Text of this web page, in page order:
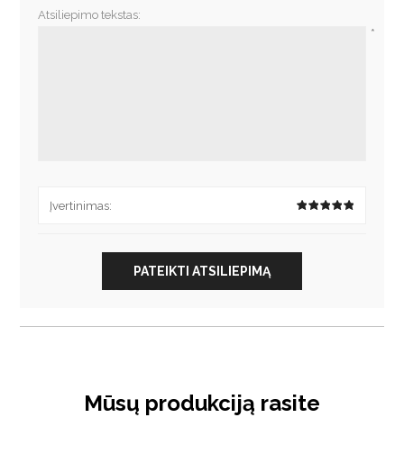
Atsiliepimo tekstas:
*
Įvertinimas:
PATEIKTI ATSILIEPIMĄ
Mūsų produkciją rasite